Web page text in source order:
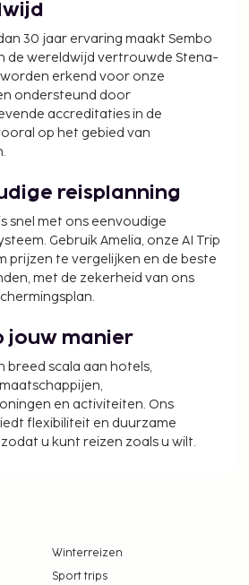
30 jaar ervaring maakt Sembo
de wereldwijd vertrouwde Stena-
worden erkend voor onze
ondersteund door
accreditaties in de
op het gebied van
reisplanning
snel met ons eenvoudige
Gebruik Amelia, onze AI Trip
prijzen te vergelijken en de beste
met de zekerheid van ons
jouw manier
breed scala aan hotels,
en activiteiten. Ons
flexibiliteit en duurzame
u kunt reizen zoals u wilt.
Winterreizen
Sport trips